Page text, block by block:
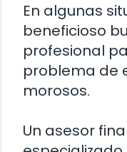
En algunas
beneficioso
profesional
problema de
morosos.
Un asesor